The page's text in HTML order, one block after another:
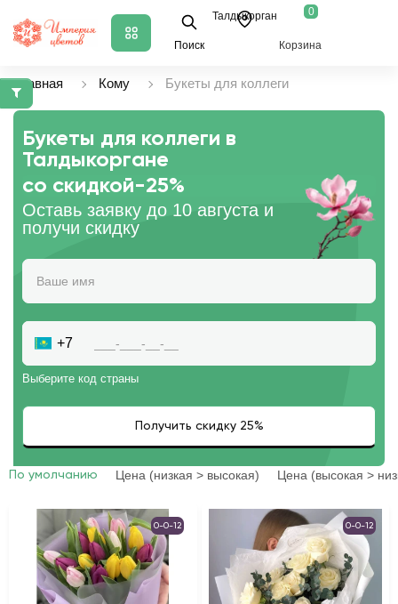
Поиск
Талдыкорган 0
Корзина
Главная Кому Букеты для коллеги
Букеты для коллеги в
Талдыкоргане
со скидкой-25%
Оставь заявку до 10 августа и
получи скидку
+7
Выберите код страны
По умолчанию Цена (низкая > высокая) Цена (высокая >
0-0-12 0-0-12